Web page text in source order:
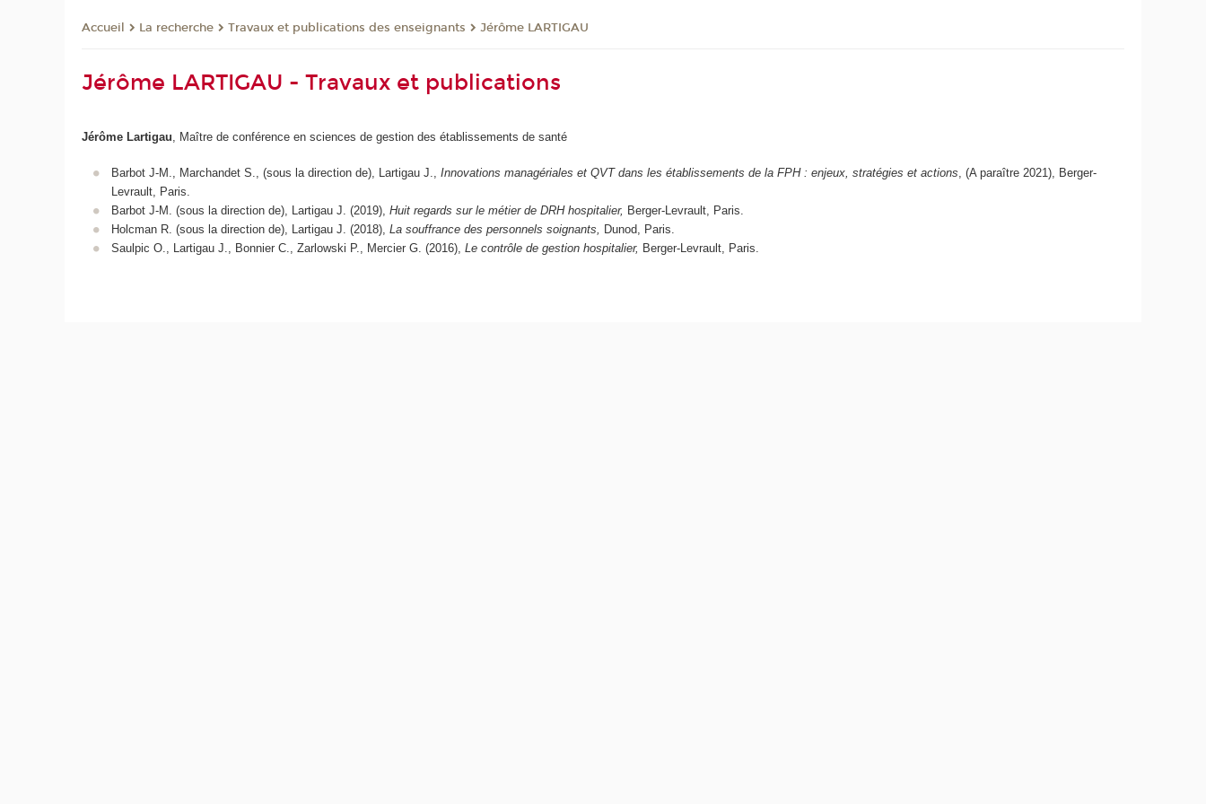
Accueil La recherche Travaux et publications des enseignants Jérôme LARTIGAU
Jérôme LARTIGAU - Travaux et publications
Jérôme Lartigau , Maître de conférence en sciences de gestion des établissements de santé
Barbot J-M., Marchandet S., (sous la direction de), Lartigau J., Innovations managériales et QVT dans les établissements de la FPH : enjeux, stratégies et actions, (A paraître 2021), Berger-
Levrault, Paris.
Barbot J-M. (sous la direction de), Lartigau J. (2019), Huit regards sur le métier de DRH hospitalier, Berger-Levrault, Paris.
Holcman R. (sous la direction de), Lartigau J. (2018), La souffrance des personnels soignants, Dunod, Paris.
Saulpic O., Lartigau J., Bonnier C., Zarlowski P., Mercier G. (2016), Le contrôle de gestion hospitalier, Berger-Levrault, Paris.